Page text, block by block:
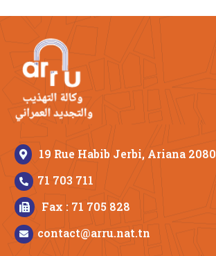
19 Rue Habib Jerbi, Ariana 2080
71 703 711
Fax : 71 705 828
contact@arru.nat.tn